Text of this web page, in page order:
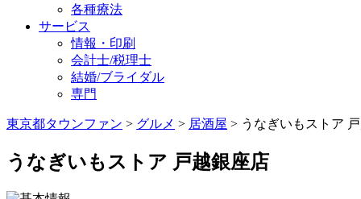
各種療法
サービス
情報・印刷
会計士/税理士
結婚/ブライダル
専門
東京都タウンファン > グルメ > 居酒屋 > うなぎいもストア
うなぎいもストア 戸越銀座店